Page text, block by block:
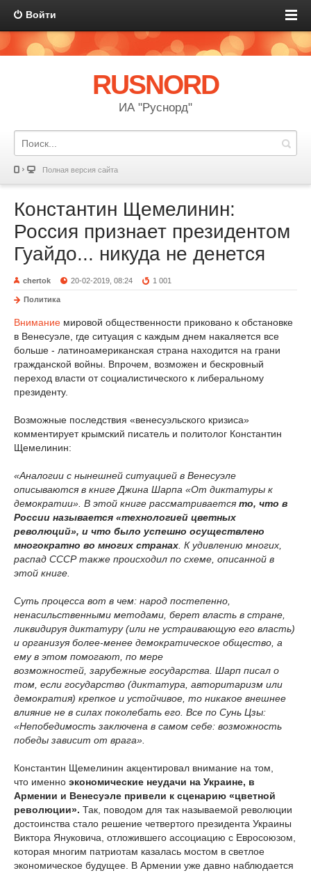
Войти
RUSNORD
ИА "Руснорд"
Полная версия сайта
Константин Щемелинин:
Россия признает президентом
Гуайдо... никуда не денется
chertok 20-02-2019, 08:24 1 001
Политика
Внимание мировой общественности приковано к обстановке
в Венесуэле, где ситуация с каждым днем накаляется все
больше - латиноамериканская страна находится на грани
гражданской войны. Впрочем, возможен и бескровный
переход власти от социалистического к либеральному
президенту.
Возможные последствия «венесуэльского кризиса»
комментирует крымский писатель и политолог Константин
Щемелинин:
«Аналогии с нынешней ситуацией в Венесуэле
описываются в книге Джина Шарпа «От диктатуры к
демократии». В этой книге рассматривается то, что в
России называется «технологией цветных
революций», и что было успешно осуществлено
многократно во многих странах . К удивлению многих,
распад СССР также происходил по схеме, описанной в
этой книге.
Суть процесса вот в чем: народ постепенно,
ненасильственными методами, берет власть в стране,
ликвидируя диктатуру (или не устраивающую его власть)
и организуя более-менее демократическое общество, а
ему в этом помогают, по мере
возможностей, зарубежные государства. Шарп писал о
том, если государство (диктатура, авторитаризм или
демократия) крепкое и устойчивое, то никакое внешнее
влияние не в силах поколебать его. Все по Сунь Цзы:
«Непобедимость заключена в самом себе: возможность
победы зависит от врага».
Константин Щемелинин акцентировал внимание на том,
что именно экономические неудачи на Украине, в
Армении и Венесуэле привели к сценарию «цветной
революции». Так, поводом для так называемой революции
достоинства стало решение четвертого президента Украины
Виктора Януковича, отложившего ассоциацию с Евросоюзом,
которая многим патриотам казалась мостом в светлое
экономическое будущее. В Армении уже давно наблюдается